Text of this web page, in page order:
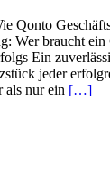
Qonto
Wer braucht
Ein
jeder
als nur ein […]